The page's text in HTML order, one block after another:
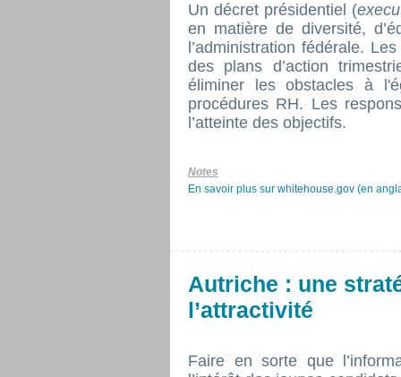
Un décret présidentiel (
en matière de diversité,
l’administration fédérale.
des plans d’action
éliminer les obstacles à
procédures RH. Les
l’atteinte des objectifs.
Notes
En savoir plus sur whitehouse.gov (en
Autriche : une
l’attractivité
Faire en sorte que